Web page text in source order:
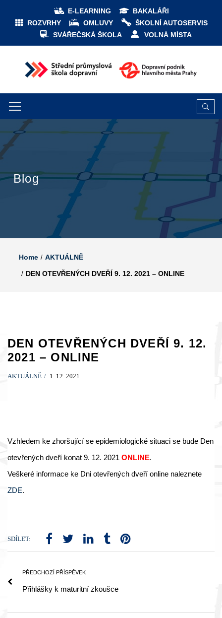
E-LEARNING
BAKALÁŘI
ROZVRHY
OMLUVY
ŠKOLNÍ AUTOSERVIS
SVÁŘEČSKÁ ŠKOLA
VOLNÁ MÍSTA
Blog
Home AKTUÁLNĚ
DEN OTEVŘENÝCH DVEŘÍ 9. 12. 2021 – ONLINE
DEN OTEVŘENÝCH DVEŘÍ 9. 12.
2021 – ONLINE
AKTUÁLNĚ 1. 12. 2021
Vzhledem ke zhoršující se epidemiologické situaci se bude Den
otevřených dveří konat 9. 12. 2021 ONLINE.
Veškeré informace ke Dni otevřených dveří online naleznete
ZDE.
SDÍLET:
PŘEDCHOZÍ PŘÍSPĚVEK
Přihlášky k maturitní zkoušce